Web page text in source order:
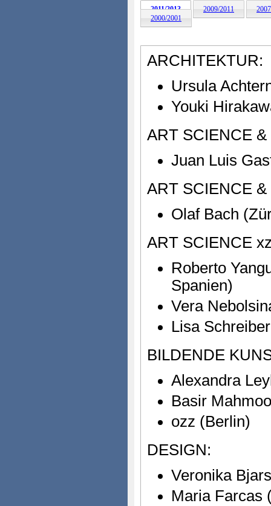
2011/2013 2009/2011
2000/2001
ARCHITEKTUR:
Ursula
Youki
ART SCIENCE
Juan Luis
ART SCIENCE
Olaf Bach
ART SCIENCE
Roberto
Spanien)
Vera
Lisa
BILDENDE
Alexandra
Basir
ozz (Berlin)
DESIGN:
Veronika
Maria Farcas